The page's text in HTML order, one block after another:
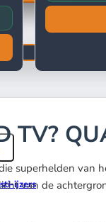
ijzers
TV?
superhelden
van de